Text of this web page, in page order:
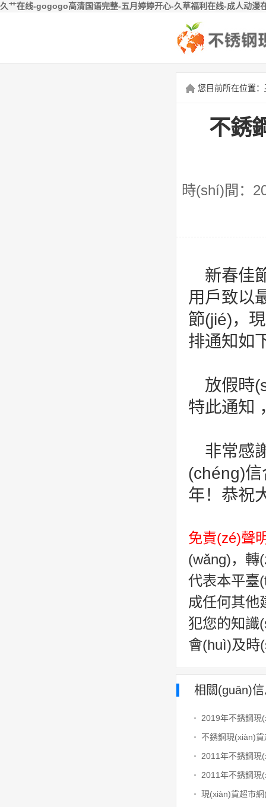
久艹在线-gogogo高清国语完整-五月婷婷开心-久草福利在线-成人动
您目前所在位置：
不銹
時(shí)間：
新春佳
用戶致以
節(jié)，
排通知如
放假時
特此通知
非常感
(chéng)
年！恭祝
免責(zé)聲
(wǎng)，轉
代表本平臺
成任何其他
犯您的知識
會(huì)及時
相關(guān)
現(xiàn)貨超市